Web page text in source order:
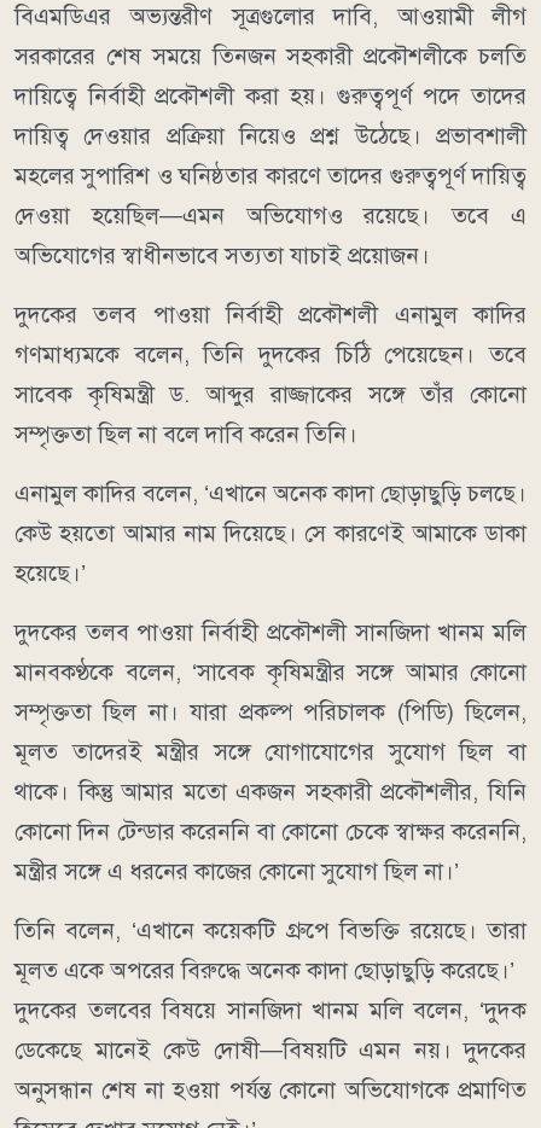
বিএমডিএর অভ্যন্তরীণ সূত্রগুলোর দাবি, আওয়ামী লীগ
সরকারের শেষ সময়ে তিনজন সহকারী প্রকৌশলীকে চলতি
দায়িত্বে নির্বাহী প্রকৌশলী করা হয়। গুরুত্বপূর্ণ পদে তাদের
দায়িত্ব দেওয়ার প্রক্রিয়া নিয়েও প্রশ্ন উঠেছে। প্রভাবশালী
মহলের সুপারিশ ও ঘনিষ্ঠতার কারণে তাদের গুরুত্বপূর্ণ দায়িত্ব
দেওয়া হয়েছিল—এমন অভিযোগও রয়েছে। তবে এ
অভিযোগের স্বাধীনভাবে সত্যতা যাচাই প্রয়োজন।
দুদকের তলব পাওয়া নির্বাহী প্রকৌশলী এনামুল কাদির
গণমাধ্যমকে বলেন, তিনি দুদকের চিঠি পেয়েছেন। তবে
সাবেক কৃষিমন্ত্রী ড. আব্দুর রাজ্জাকের সঙ্গে তাঁর কোনো
সম্পৃক্ততা ছিল না বলে দাবি করেন তিনি।
এনামুল কাদির বলেন, ‘এখানে অনেক কাদা ছোড়াছুড়ি চলছে।
কেউ হয়তো আমার নাম দিয়েছে। সে কারণেই আমাকে ডাকা
হয়েছে।’
দুদকের তলব পাওয়া নির্বাহী প্রকৌশলী সানজিদা খানম মলি
মানবকণ্ঠকে বলেন, ‘সাবেক কৃষিমন্ত্রীর সঙ্গে আমার কোনো
সম্পৃক্ততা ছিল না। যারা প্রকল্প পরিচালক (পিডি) ছিলেন,
মূলত তাদেরই মন্ত্রীর সঙ্গে যোগাযোগের সুযোগ ছিল বা
থাকে। কিন্তু আমার মতো একজন সহকারী প্রকৌশলীর, যিনি
কোনো দিন টেন্ডার করেননি বা কোনো চেকে স্বাক্ষর করেননি,
মন্ত্রীর সঙ্গে এ ধরনের কাজের কোনো সুযোগ ছিল না।’
তিনি বলেন, ‘এখানে কয়েকটি গ্রুপে বিভক্তি রয়েছে। তারা
মূলত একে অপরের বিরুদ্ধে অনেক কাদা ছোড়াছুড়ি করেছে।’
দুদকের তলবের বিষয়ে সানজিদা খানম মলি বলেন, ‘দুদক
ডেকেছে মানেই কেউ দোষী—বিষয়টি এমন নয়। দুদকের
অনুসন্ধান শেষ না হওয়া পর্যন্ত কোনো অভিযোগকে প্রমাণিত